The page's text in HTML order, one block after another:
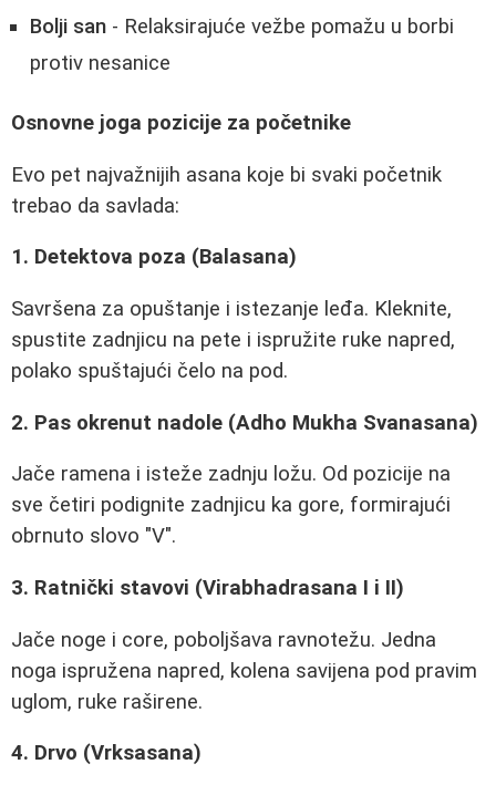
Bolji san - Relaksirajuće vežbe pomažu u borbi
protiv nesanice
Osnovne joga pozicije za početnike
Evo pet najvažnijih asana koje bi svaki početnik
trebao da savlada:
1. Detektova poza (Balasana)
Savršena za opuštanje i istezanje leđa. Kleknite,
spustite zadnjicu na pete i ispružite ruke napred,
polako spuštajući čelo na pod.
2. Pas okrenut nadole (Adho Mukha Svanasana)
Jače ramena i isteže zadnju ložu. Od pozicije na
sve četiri podignite zadnjicu ka gore, formirajući
obrnuto slovo "V".
3. Ratnički stavovi (Virabhadrasana I i II)
Jače noge i core, poboljšava ravnotežu. Jedna
noga ispružena napred, kolena savijena pod pravim
uglom, ruke raširene.
4. Drvo (Vrksasana)